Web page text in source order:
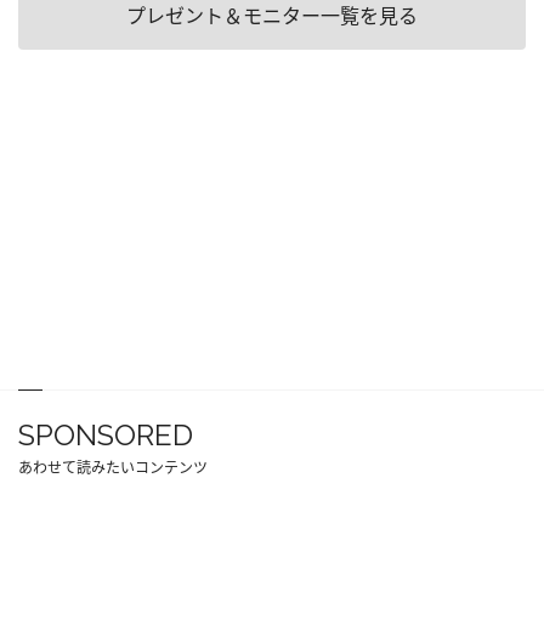
プレゼント＆モニター一覧を見る
SPONSORED
あわせて読みたいコンテンツ